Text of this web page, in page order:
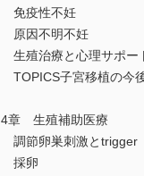
免疫性不妊
原因不明不妊
生殖治療と心理サポー
TOPICS子宮移植の今
4章 生殖補助医療
調節卵巣刺激とtrigger
採卵